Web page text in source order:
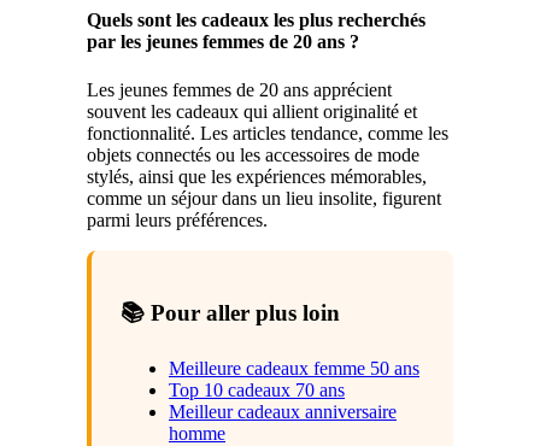
Quels sont les cadeaux les plus recherchés
par les jeunes femmes de 20 ans ?
Les jeunes femmes de 20 ans apprécient
souvent les cadeaux qui allient originalité et
fonctionnalité. Les articles tendance, comme les
objets connectés ou les accessoires de mode
stylés, ainsi que les expériences mémorables,
comme un séjour dans un lieu insolite, figurent
parmi leurs préférences.
📚 Pour aller plus loin
Meilleure cadeaux femme 50 ans
Top 10 cadeaux 70 ans
Meilleur cadeaux anniversaire
homme